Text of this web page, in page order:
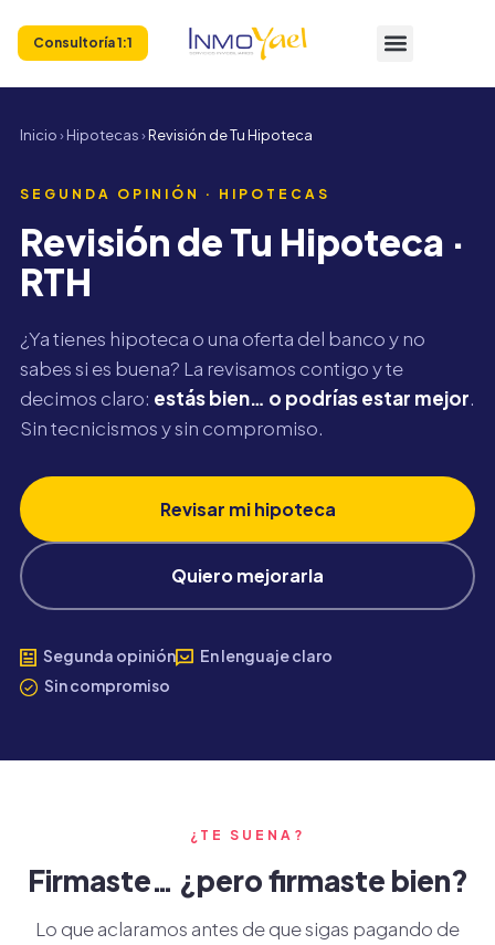
Consultoría 1:1
Inicio›Hipotecas›Revisión de Tu Hipoteca
SEGUNDA OPINIÓN · HIPOTECAS
Revisión de Tu Hipoteca ·
RTH
¿Ya tienes hipoteca o una oferta del banco y no
sabes si es buena? La revisamos contigo y te
decimos claro: estás bien… o podrías estar mejor.
Sin tecnicismos y sin compromiso.
Revisar mi hipoteca
Quiero mejorarla
Segunda opinión
En lenguaje claro
Sin compromiso
¿TE SUENA?
Firmaste… ¿pero firmaste bien?
Lo que aclaramos antes de que sigas pagando de